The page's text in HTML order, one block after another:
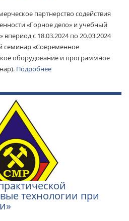
партнерство содействия
«Горное дело» и учебный
с 18.03.2024 по 20.03.2024
семинар «Современное
оборудование и программное
Подробнее
технологии при